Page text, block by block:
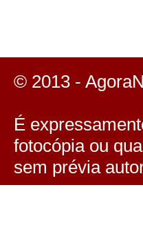
© 2013 -
É
fotocópia ou
sem prévia